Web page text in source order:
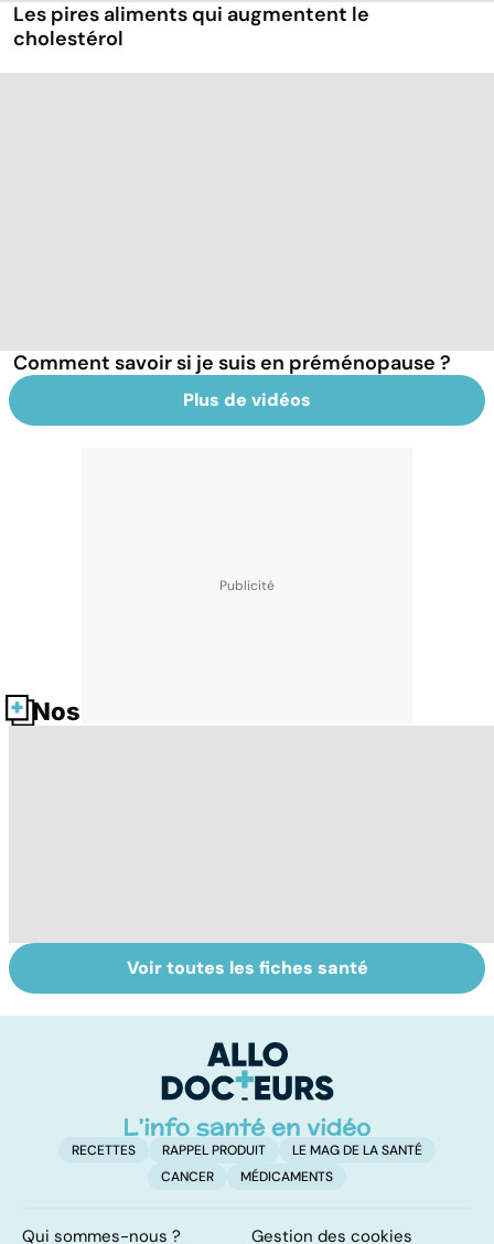
Les pires aliments qui augmentent le
cholestérol
Comment savoir si je suis en préménopause ?
Plus de vidéos
Nos fiches santé
Soins dentaires :
on n'arrête pas le
Dentiers : quand
la vie retrouve
Voir toutes les fiches santé
RECETTES RAPPEL PRODUIT
LE MAG DE LA SANTÉ
CANCER
MÉDICAMENTS
Qui sommes-nous ? Gestion des cookies